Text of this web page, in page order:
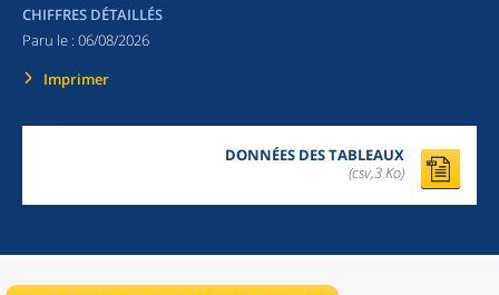
CHIFFRES DÉTAILLÉS
Paru le : 06/08/2026
Imprimer
DONNÉES DES TABLEAUX
(csv,3 Ko)